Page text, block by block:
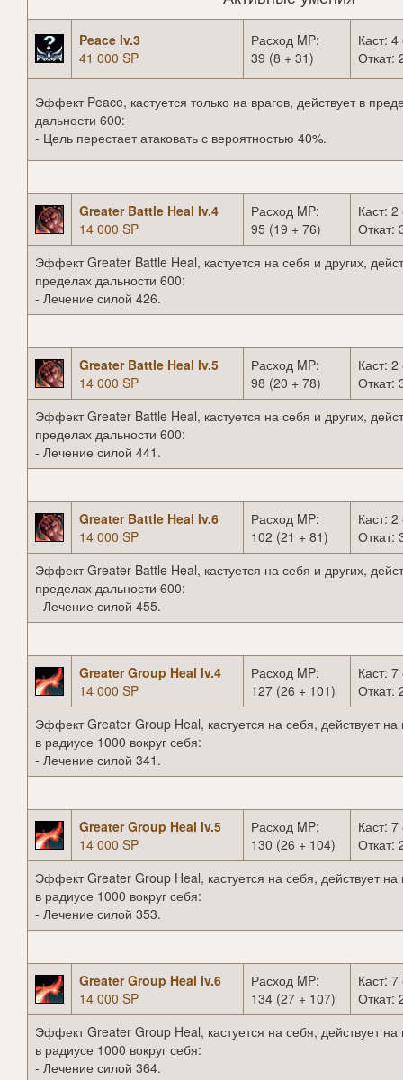
Peace lv.3
41 000 SP
Расход MP:
39 (8 + 31)
Каст: 4
Откат:
Эффект Peace, кастуется только на врагов, действует в
дальности 600:
- Цель перестает атаковать с вероятностью 40%.
Greater Battle Heal lv.4
14 000 SP
Расход MP:
95 (19 + 76)
Каст: 2
Откат:
Эффект Greater Battle Heal, кастуется на себя и других,
пределах дальности 600:
- Лечение силой 426.
Greater Battle Heal lv.5
14 000 SP
Расход MP:
98 (20 + 78)
Каст: 2
Откат:
Эффект Greater Battle Heal, кастуется на себя и других,
пределах дальности 600:
- Лечение силой 441.
Greater Battle Heal lv.6
14 000 SP
Расход MP:
102 (21 + 81)
Каст: 2
Откат:
Эффект Greater Battle Heal, кастуется на себя и других,
пределах дальности 600:
- Лечение силой 455.
Greater Group Heal lv.4
14 000 SP
Расход MP:
127 (26 + 101)
Каст: 7
Откат:
Эффект Greater Group Heal, кастуется на себя, действует
в радиусе 1000 вокруг себя:
- Лечение силой 341.
Greater Group Heal lv.5
14 000 SP
Расход MP:
130 (26 + 104)
Каст: 7
Откат:
Эффект Greater Group Heal, кастуется на себя, действует
в радиусе 1000 вокруг себя:
- Лечение силой 353.
Greater Group Heal lv.6
14 000 SP
Расход MP:
134 (27 + 107)
Каст: 7
Откат:
Эффект Greater Group Heal, кастуется на себя, действует
в радиусе 1000 вокруг себя:
- Лечение силой 364.